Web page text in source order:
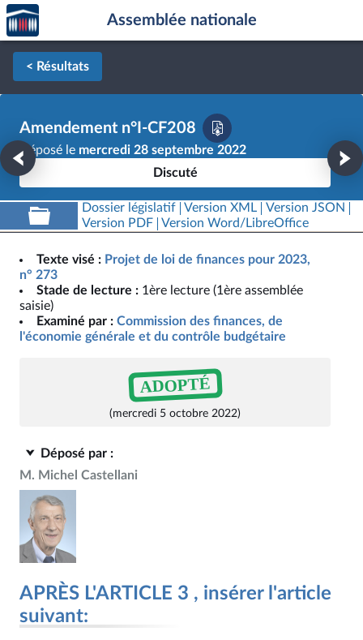
Aller au contenu
Aller en bas de la page
Accèder
à la
page
d'accueil
Assemblée nationale
< Résultats
Amendement n°I-CF208
Déposé le mercredi 28 septembre 2022
Discuté
Dossier législatif Version XML
Version JSON
Version PDF
Version Word/LibreOffice
Texte visé : Projet de loi de finances pour 2023,
n° 273
Stade de lecture : 1ère lecture (1ère assemblée
saisie)
Examiné par : Commission des finances, de
l'économie générale et du contrôle budgétaire
ADOPTÉ
(mercredi 5 octobre 2022)
Déposé par :
M. Michel Castellani
APRÈS L'ARTICLE 3 , insérer l'article
suivant: